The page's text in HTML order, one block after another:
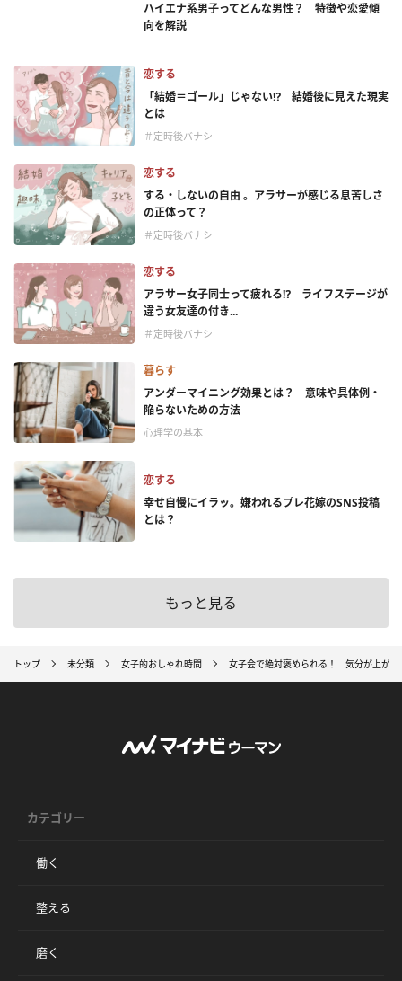
ハイエナ系男子ってどんな男性？ 特徴や恋愛傾
向を解説
恋する
「結婚＝ゴール」じゃない⁉ 結婚後に見えた現実
とは
＃定時後バナシ
恋する
する・しないの自由 。アラサーが感じる息苦しさ
の正体って？
＃定時後バナシ
恋する
アラサー女子同士って疲れる⁉ ライフステージが
違う女友達の付き...
＃定時後バナシ
暮らす
アンダーマイニング効果とは？ 意味や具体例・
陥らないための方法
心理学の基本
恋する
幸せ自慢にイラッ。嫌われるプレ花嫁のSNS投稿
とは？
もっと見る
トップ 未分類 女子的おしゃれ時間 女子会で絶対褒められる！ 気分が上がる
カテゴリー
働く
整える
磨く